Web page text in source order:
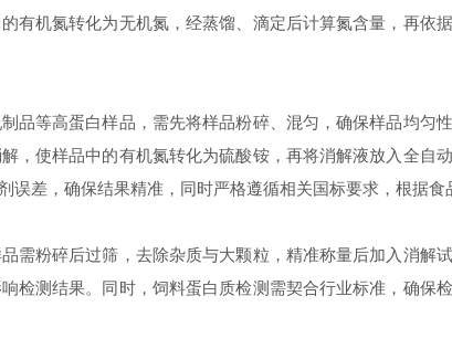
机氮转化为无机氮，经蒸馏、滴定后计算氮含量，再依
等高蛋白样品，需先将样品粉碎、混匀，确保样品均匀
，使样品中的有机氮转化为硫酸铵，再将消解液放入全自
差，确保结果精准，同时严格遵循相关国标要求，根据食
粉碎后过筛，去除杂质与大颗粒，精准称量后加入消解
检测结果。同时，饲料蛋白质检测需契合行业标准，确保